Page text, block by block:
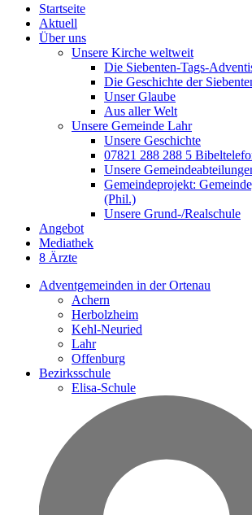
Startseite
Aktuell
Über uns
Unsere Kirche weltweit
Die Siebenten-Tags-
Die Geschichte der
Unser Glaube
Aus aller Welt
Unsere Gemeinde Lahr
Unsere Geschichte
07821 288 288 5
Unsere
Gemeindeprojekt:
(Phil.)
Unsere Grund-/Realschule
Angebot
Mediathek
8 Ärzte
Adventgemeinden in der Ortenau
Achern
Herbolzheim
Kehl-Neuried
Lahr
Offenburg
Bezirksschule
Elisa-Schule